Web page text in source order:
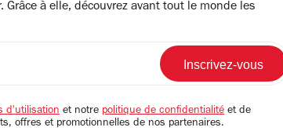
à elle, découvrez avant tout le monde les
d'utilisation et notre politique de confidentialité et de
offres et promotionnelles de nos partenaires.